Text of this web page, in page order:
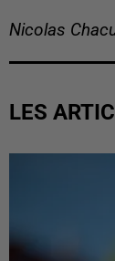
Nicolas
LES